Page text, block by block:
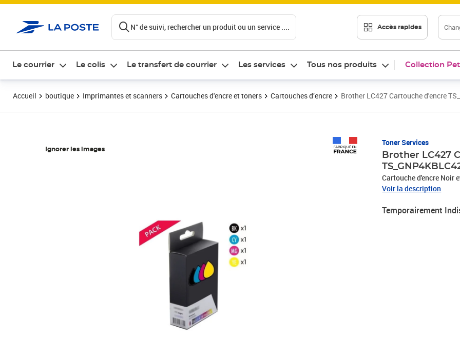
N° de suivi, rechercher un produit ou un service .... Accès rapides
Le courrier Le colis Le transfert de courrier Les services Tous nos produits Collection
Accueil boutique Imprimantes et scanners Cartouches d'encre et toners Cartouches d’encre Brother LC427 Cartouche d'encre
Ignorer les images
Toner Services
Brother LC427
Voir la description
Temporairement